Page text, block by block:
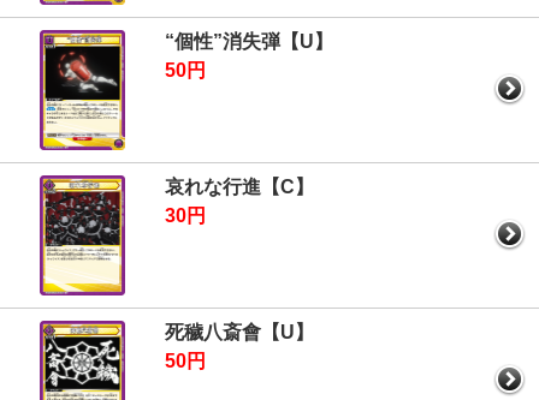
“個性”消失弾【U】
50円
哀れな行進【C】
30円
死穢八斎會【U】
50円